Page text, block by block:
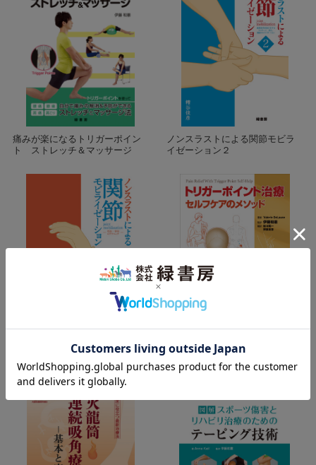
痛みが楽になるトリガーポイン
ト ストレッチ＆マッサージ
ノンスラストによる関節モビラ
イゼーション２
ノンスラストによる関節モビラ
トリガーポイント治療 セルフ
ケアのメソッド